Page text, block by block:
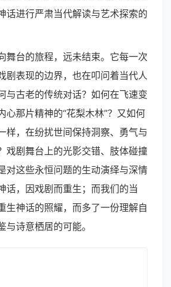
话进行严肃当代解读与艺术探索的
舞台的旅程，远未结束。它每一次
剧表现的边界，也在叩问着当代人
与古老的传统对话？如何在飞速变
心那片精神的“花梨木林”？又如何
样，在纷扰世间保持洞察、勇气与
戏剧舞台上的光影交错、肢体碰撞
对这些永恒问题的生动演绎与深情
话，因戏剧而重生；而我们的当
生神话的照耀，而多了一份理解自
与诗意栖居的可能。